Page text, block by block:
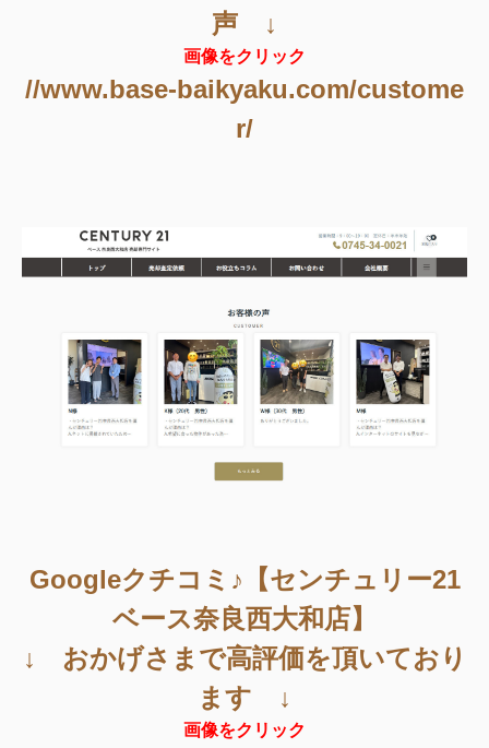
声 ↓
画像をクリック
//www.base-baikyaku.com/custome
r/
Googleクチコミ♪【センチュリー21
ベース奈良西大和店】
↓ おかげさまで高評価を頂いており
ます ↓
画像をクリック